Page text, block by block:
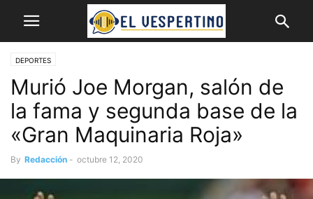
DEPORTES
Murió Joe Morgan, salón de
la fama y segunda base de la
«Gran Maquinaria Roja»
By Redacción - octubre 12, 2020